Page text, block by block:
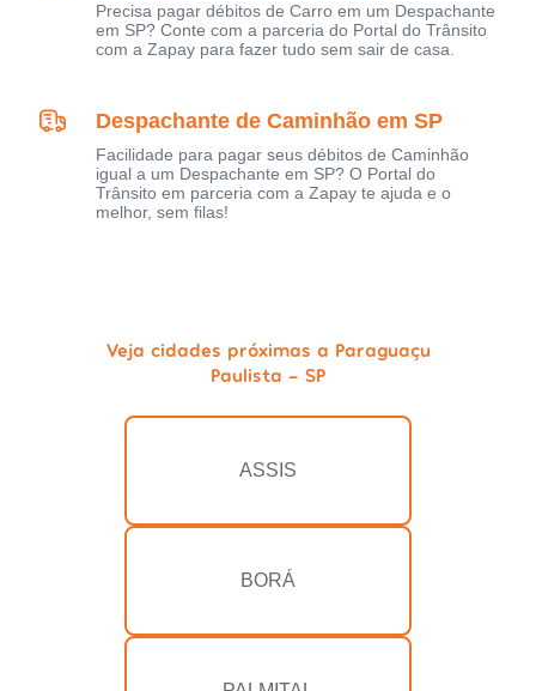
Precisa pagar débitos de Carro em um Despachante
em SP? Conte com a parceria do Portal do Trânsito
com a Zapay para fazer tudo sem sair de casa.
Despachante de Caminhão em SP
Facilidade para pagar seus débitos de Caminhão
igual a um Despachante em SP? O Portal do
Trânsito em parceria com a Zapay te ajuda e o
melhor, sem filas!
Veja cidades próximas a Paraguaçu
Paulista - SP
ASSIS
BORÁ